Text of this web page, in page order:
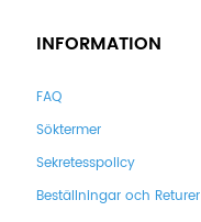
INFORMATION
FAQ
Söktermer
Sekretesspolicy
Beställningar och Returer